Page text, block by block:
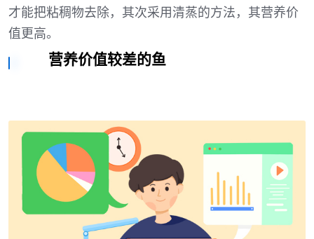
才能把粘稠物去除，其次采用清蒸的方法，其营养价
值更高。
营养价值较差的鱼